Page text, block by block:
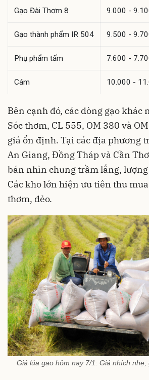
Gạo Đài Thơm 8 9.000 -
Gạo thành phẩm IR 504 9.500 -
Phụ phẩm tấm 7.600 -
Cám 10.000 -
Bên cạnh đó, các dòng gạo khác
Sóc thơm, CL 555, OM 380 và
giá ổn định. Tại các địa phương
An Giang, Đồng Tháp và Cần
bán nhìn chung trầm lắng, lượng
Các kho lớn hiện ưu tiên thu
thơm, dẻo.
Giá lúa gạo hôm nay 7/1: Giá nhích